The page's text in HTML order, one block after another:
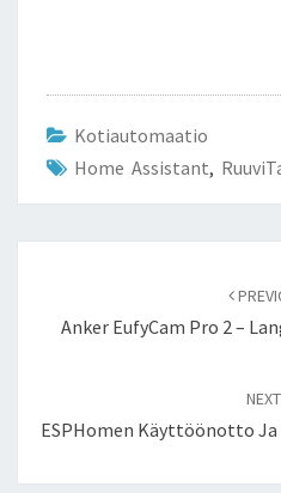
Kotiautomaatio
Home Assistant,
Anker EufyCam Pro 2 –
NEXT
ESPHomen Käyttöönotto